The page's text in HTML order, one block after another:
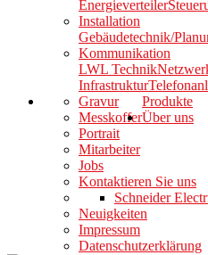
Energieverteiler
Installation
Gebäudetechnik/
Kommunikation
LWL Technik
Infrastruktur
Produkte
Gravur
MesskofferÜber uns
Portrait
Mitarbeiter
Jobs
Kontaktieren Sie uns
Schneider
Neuigkeiten
Impressum
Datenschutzerklärung